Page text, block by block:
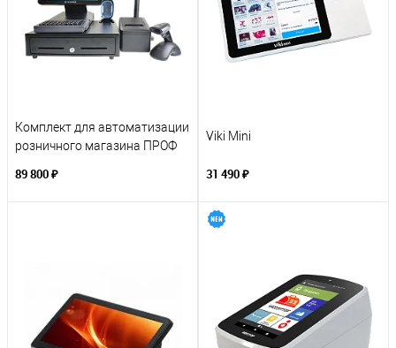
Комплект для автоматизации
розничного магазина ПРОФ
89 800 ₽
Viki Mini
31 490 ₽